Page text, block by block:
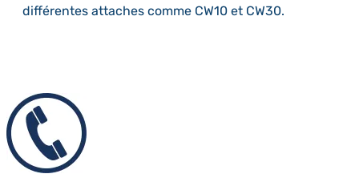
différentes attaches comme CW10 et CW30.